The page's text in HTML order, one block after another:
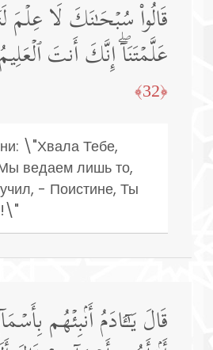
قَالُوا۟ سُبۡحَـٰنَكَ لَا عِلۡمَ
عَلَّمۡتَنَاۤۖ إِنَّكَ أَنتَ
﴿32﴾
\"Хвала Тебе,
ведаем лишь то,
- Поистине, Ты
قَالَ یَـٰۤـَٔادَمُ أَنۢبِئۡهُم